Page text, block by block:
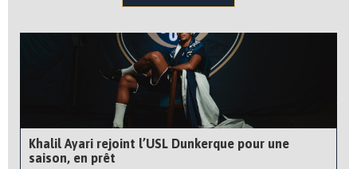
Khalil Ayari rejoint l’USL Dunkerque pour une
saison, en prêt